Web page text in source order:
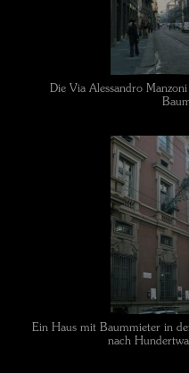
Die Via Alessandro
Ein Haus mit Baummieter in
nach